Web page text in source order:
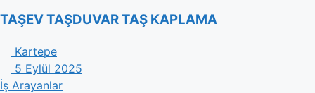
TAŞEV TAŞDUVAR TAŞ KAPLAMA
Kartepe
5 Eylül 2025
İş Arayanlar